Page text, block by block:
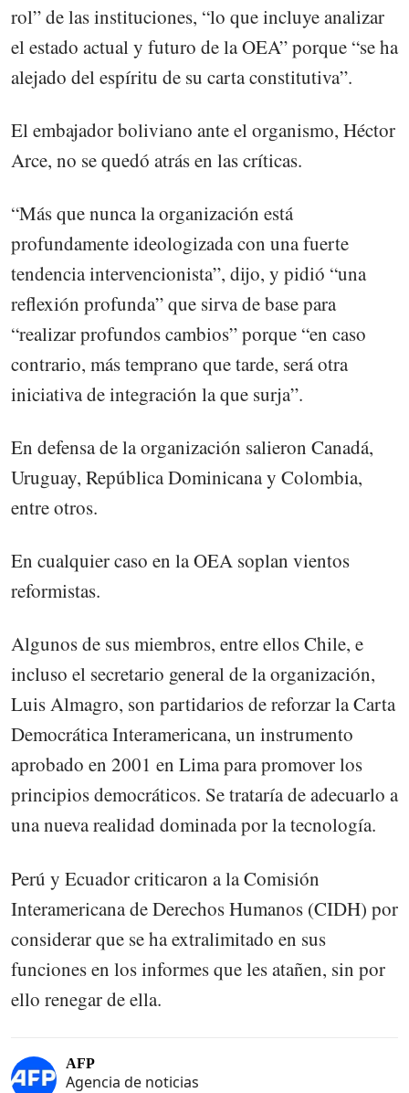
rol” de las instituciones, “lo que incluye analizar
el estado actual y futuro de la OEA” porque “se ha
alejado del espíritu de su carta constitutiva”.
El embajador boliviano ante el organismo, Héctor
Arce, no se quedó atrás en las críticas.
“Más que nunca la organización está
profundamente ideologizada con una fuerte
tendencia intervencionista”, dijo, y pidió “una
reflexión profunda” que sirva de base para
“realizar profundos cambios” porque “en caso
contrario, más temprano que tarde, será otra
iniciativa de integración la que surja”.
En defensa de la organización salieron Canadá,
Uruguay, República Dominicana y Colombia,
entre otros.
En cualquier caso en la OEA soplan vientos
reformistas.
Algunos de sus miembros, entre ellos Chile, e
incluso el secretario general de la organización,
Luis Almagro, son partidarios de reforzar la Carta
Democrática Interamericana, un instrumento
aprobado en 2001 en Lima para promover los
principios democráticos. Se trataría de adecuarlo a
una nueva realidad dominada por la tecnología.
Perú y Ecuador criticaron a la Comisión
Interamericana de Derechos Humanos (CIDH) por
considerar que se ha extralimitado en sus
funciones en los informes que les atañen, sin por
ello renegar de ella.
AFP
Agencia de noticias